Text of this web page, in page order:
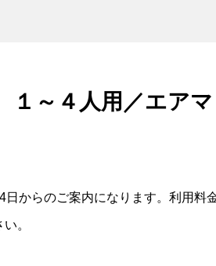
～４人用／エアマ
日からのご案内になります。利用料
。